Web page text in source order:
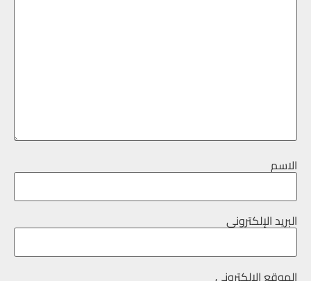
الاسم
البريد الإلكتروني
الموقع الإلكتروني